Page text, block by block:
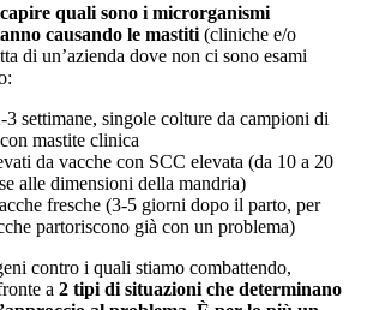
capire quali sono i microrganismi
causando le mastiti (cliniche e/o
di un’azienda dove non ci sono esami
settimane, singole colture da campioni di
mastite clinica
da vacche con SCC elevata (da 10 a 20
alle dimensioni della mandria)
fresche (3-5 giorni dopo il parto, per
partoriscono già con un problema)
contro i quali stiamo combattendo,
a 2 tipi di situazioni che determinano